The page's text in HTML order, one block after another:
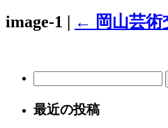
image-1 ← 岡山芸
最近の投稿